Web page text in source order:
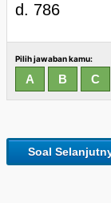
d. 786
Pilih jawaban kamu:
Soal